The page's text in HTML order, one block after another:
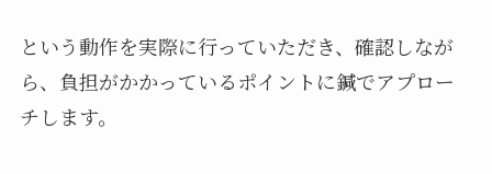
という動作を実際に行っていただき、確認しなが
ら、負担がかかっているポイントに鍼でアプロー
チします。